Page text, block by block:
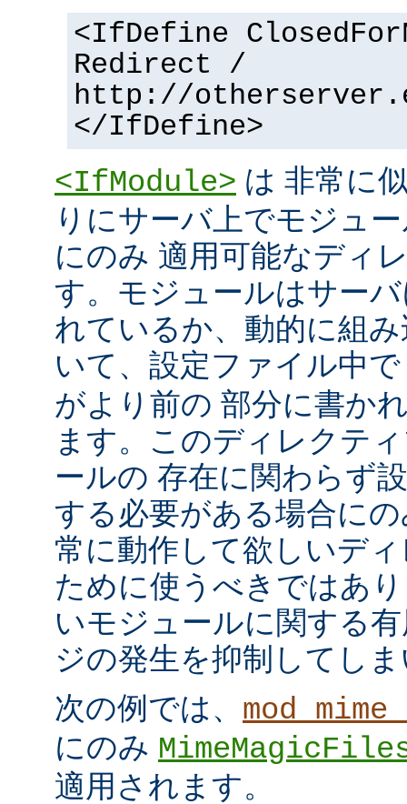
<IfDefine
Redirect /
http://
</IfDefine>
<IfModule> は 非常に
りにサーバ上でモジュ
にのみ 適用可能なディ
す。モジュールはサー
れているか、動的に組
いて、設定ファイル中
がより前の 部分に書か
ます。このディレクテ
ールの 存在に関わらず
する必要がある場合に
常に動作して欲しいデ
ために使うべきではあ
いモジュールに関する
ジの発生を抑制してし
次の例では、
にのみ
適用されます。